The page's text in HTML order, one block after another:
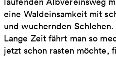
eine Waldeinsamkeit mit
und wuchernden Schlehen.
Lange Zeit fährt man so
jetzt schon rasten möchte,